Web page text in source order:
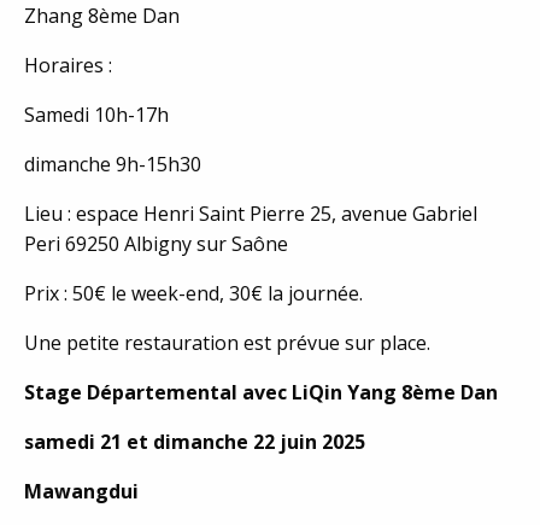
Zhang 8ème Dan
Horaires :
Samedi 10h-17h
dimanche 9h-15h30
Lieu : espace Henri Saint Pierre 25, avenue Gabriel
Peri 69250 Albigny sur Saône
Prix : 50€ le week-end, 30€ la journée.
Une petite restauration est prévue sur place.
Stage Départemental avec LiQin Yang 8ème Dan
samedi 21 et dimanche 22 juin 2025
Mawangdui